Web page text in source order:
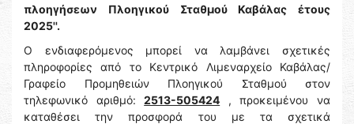
πλοηγήσεων Πλοηγικού Σταθμού Καβάλας έτους
2025''.
Ο ενδιαφερόμενος μπορεί να λαμβάνει σχετικές
πληροφορίες από το Κεντρικό Λιμεναρχείο Καβάλας/
Γραφείο Προμηθειών Πλοηγικού Σταθμού στον
τηλεφωνικό αριθμό:2513-505424 , προκειμένου να
καταθέσει την προσφορά του με τα σχετικά